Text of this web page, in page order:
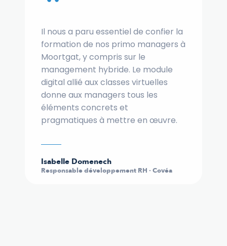
Il nous a paru essentiel de confier la
formation de nos primo managers à
Moortgat, y compris sur le
management hybride. Le module
digital allié aux classes virtuelles
donne aux managers tous les
éléments concrets et
pragmatiques à mettre en œuvre.
Isabelle Domenech
Responsable développement RH · Covéa